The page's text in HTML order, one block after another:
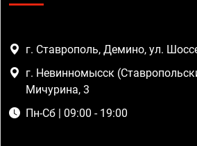
г. Ставрополь, Демино, ул.
г. Невинномысск
Мичурина, 3
Пн-Сб | 09:00 - 19:00